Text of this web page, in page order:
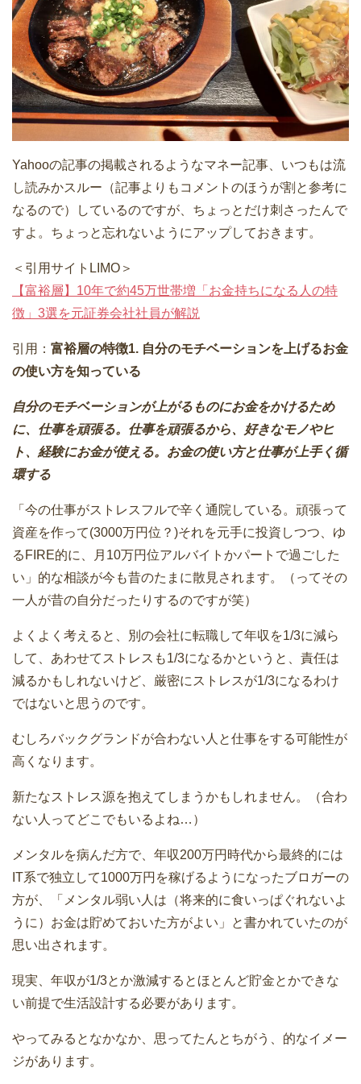
Yahooの記事の掲載されるようなマネー記事、いつもは流
し読みかスルー（記事よりもコメントのほうが割と参考に
なるので）しているのですが、ちょっとだけ刺さったんで
すよ。ちょっと忘れないようにアップしておきます。
＜引用サイトLIMO＞
【富裕層】10年で約45万世帯増「お金持ちになる人の特
徴」3選を元証券会社社員が解説
引用： 富裕層の特徴1. 自分のモチベーションを上げるお金
の使い方を知っている
自分のモチベーションが上がるものにお金をかけるため
に、仕事を頑張る。仕事を頑張るから、好きなモノやヒ
ト、経験にお金が使える。お金の使い方と仕事が上手く循
環する
「今の仕事がストレスフルで辛く通院している。頑張って
資産を作って(3000万円位？)それを元手に投資しつつ、ゆ
るFIRE的に、月10万円位アルバイトかパートで過ごした
い」的な相談が今も昔のたまに散見されます。（ってその
一人が昔の自分だったりするのですが笑）
よくよく考えると、別の会社に転職して年収を1/3に減ら
して、あわせてストレスも1/3になるかというと、責任は
減るかもしれないけど、厳密にストレスが1/3になるわけ
ではないと思うのです。
むしろバックグランドが合わない人と仕事をする可能性が
高くなります。
新たなストレス源を抱えてしまうかもしれません。（合わ
ない人ってどこでもいるよね…）
メンタルを病んだ方で、年収200万円時代から最終的には
IT系で独立して1000万円を稼げるようになったブロガーの
方が、「メンタル弱い人は（将来的に食いっぱぐれないよ
うに）お金は貯めておいた方がよい」と書かれていたのが
思い出されます。
現実、年収が1/3とか激減するとほとんど貯金とかできな
い前提で生活設計する必要があります。
やってみるとなかなか、思ってたんとちがう、的なイメー
ジがあります。